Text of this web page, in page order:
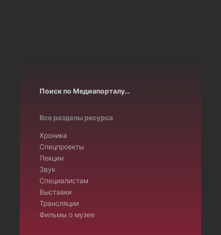
Поиск по Медиапорталу…
Все разделы ресурса
Хроника
Спецпроекты
Лекции
Звук
Специалистам
Выставки
Трансляции
Фильмы о музее